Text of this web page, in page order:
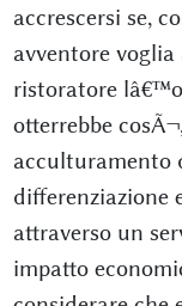
accrescersi se,
avventore
ristoratore
otterrebbe
acculturamento
differenziazione
attraverso un
impatto